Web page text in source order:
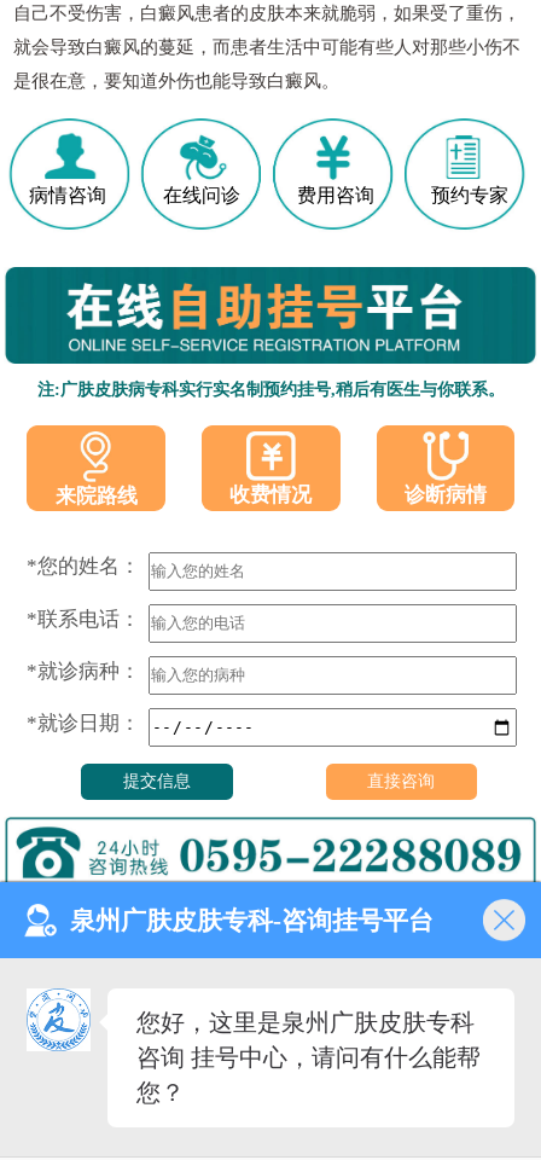
自己不受伤害，白癜风患者的皮肤本来就脆弱，如果受了重伤，
就会导致白癜风的蔓延，而患者生活中可能有些人对那些小伤不
是很在意，要知道外伤也能导致白癜风。
病情咨询 在线问诊 费用咨询 预约专家
注:广肤皮肤病专科实行实名制预约挂号,稍后有医生与你联系。
来院路线 收费情况 诊断病情
*您的姓名：
*联系电话：
*就诊病种：
*就诊日期：
门诊时间（无假日医院）
8:00—18:00
健康热线
0595-22288089
医院地址
泉州广肤皮肤专科-咨询挂号平台
您好，这里是泉州广肤皮肤专科
咨询 挂号中心，请问有什么能帮
您？